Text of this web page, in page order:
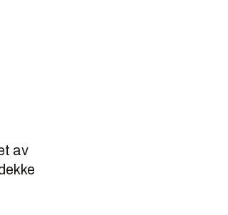
av